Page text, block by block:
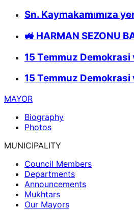
Sn. Kaymakamımıza
🚜 HARMAN SEZONU
15 Temmuz
15 Temmuz
MAYOR
Biography
Photos
MUNICIPALITY
Council Members
Departments
Announcements
Mukhtars
Our Mayors